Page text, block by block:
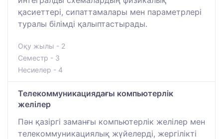
қасиеттері, сипаттамалары мен параметрлері
туралы білімді қалыптастырады.
Оқу жылы - 2
Семестр - 3
Несиелер - 4
Телекоммуникациядағы компьютерлік
желілер
Пән қазіргі заманғы компьютерлік желілер мен
телекоммуникациялық жүйелерді, жергілікті